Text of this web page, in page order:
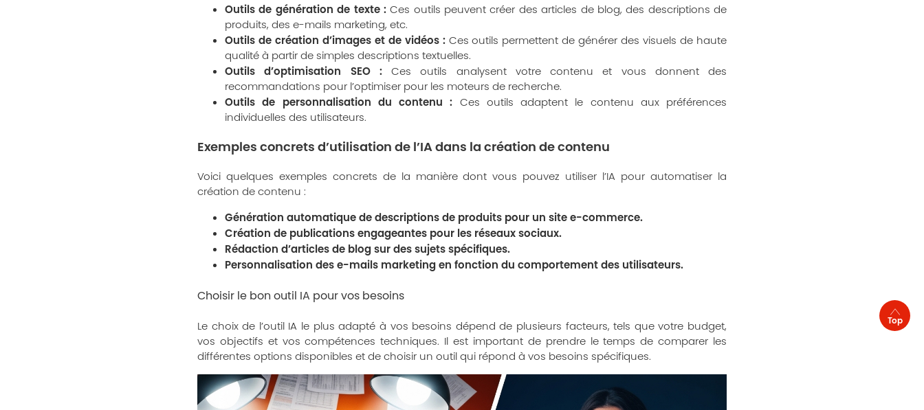
Outils de génération de texte :Ces outils peuvent créer des articles de blog, des descriptions de
produits, des e-mails marketing, etc.
Outils de création d’images et de vidéos :Ces outils permettent de générer des visuels de haute
qualité à partir de simples descriptions textuelles.
Outils d’optimisation SEO :Ces outils analysent votre contenu et vous donnent des
recommandations pour l’optimiser pour les moteurs de recherche.
Outils de personnalisation du contenu : Ces outils adaptent le contenu aux préférences
individuelles des utilisateurs.
Exemples concrets d’utilisation de l’IA dans la création de contenu
Voici quelques exemples concrets de la manière dont vous pouvez utiliser l’IA pour automatiser la
création de contenu :
Génération automatique de descriptions de produits pour un site e-commerce.
Création de publications engageantes pour les réseaux sociaux.
Rédaction d’articles de blog sur des sujets spécifiques.
Personnalisation des e-mails marketing en fonction du comportement des utilisateurs.
Choisir le bon outil IA pour vos besoins
Le choix de l’outil IA le plus adapté à vos besoins dépend de plusieurs facteurs, tels que votre budget,
vos objectifs et vos compétences techniques. Il est important de prendre le temps de comparer les
différentes options disponibles et de choisir un outil qui répond à vos besoins spécifiques.
Top